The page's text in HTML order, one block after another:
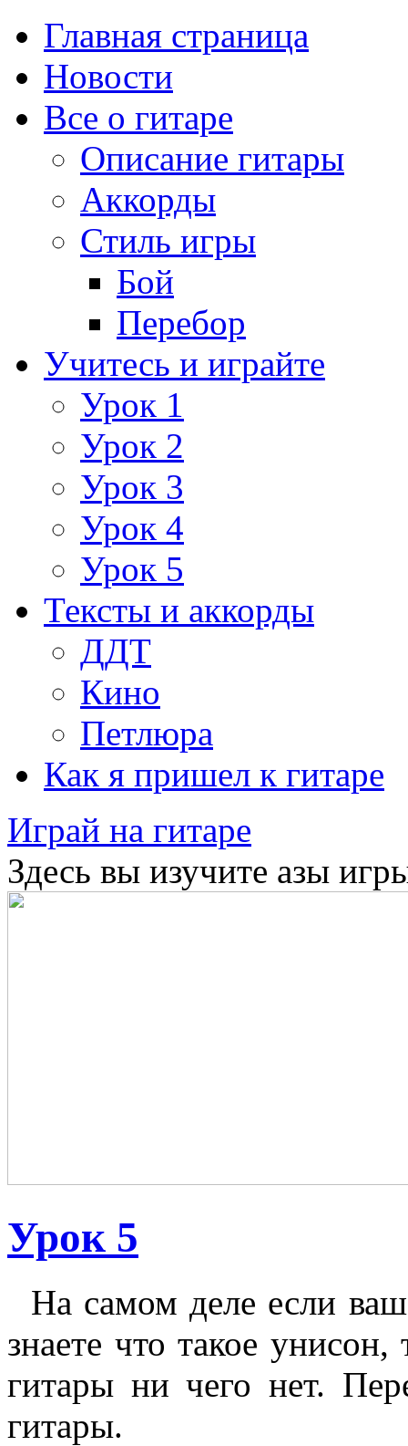
Главная страница
Новости
Все о гитаре
Описание гитары
Аккорды
Стиль игры
Бой
Перебор
Учитесь и играйте
Урок 1
Урок 2
Урок 3
Урок 4
Урок 5
Тексты и аккорды
ДДТ
Кино
Петлюра
Как я пришел к гитаре
Играй на гитаре
Здесь вы изучите азы
Урок 5
На самом деле если
знаете что такое
гитары ни чего нет.
гитары.